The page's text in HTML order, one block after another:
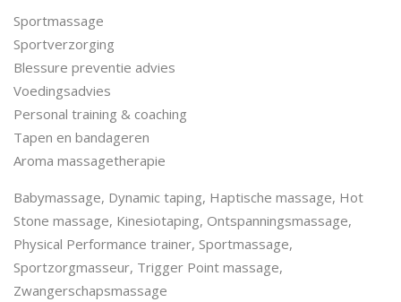
Sportmassage
Sportverzorging
Blessure preventie advies
Voedingsadvies
Personal training & coaching
Tapen en bandageren
Aroma massagetherapie
Babymassage, Dynamic taping, Haptische massage, Hot
Stone massage, Kinesiotaping, Ontspanningsmassage,
Physical Performance trainer, Sportmassage,
Sportzorgmasseur, Trigger Point massage,
Zwangerschapsmassage